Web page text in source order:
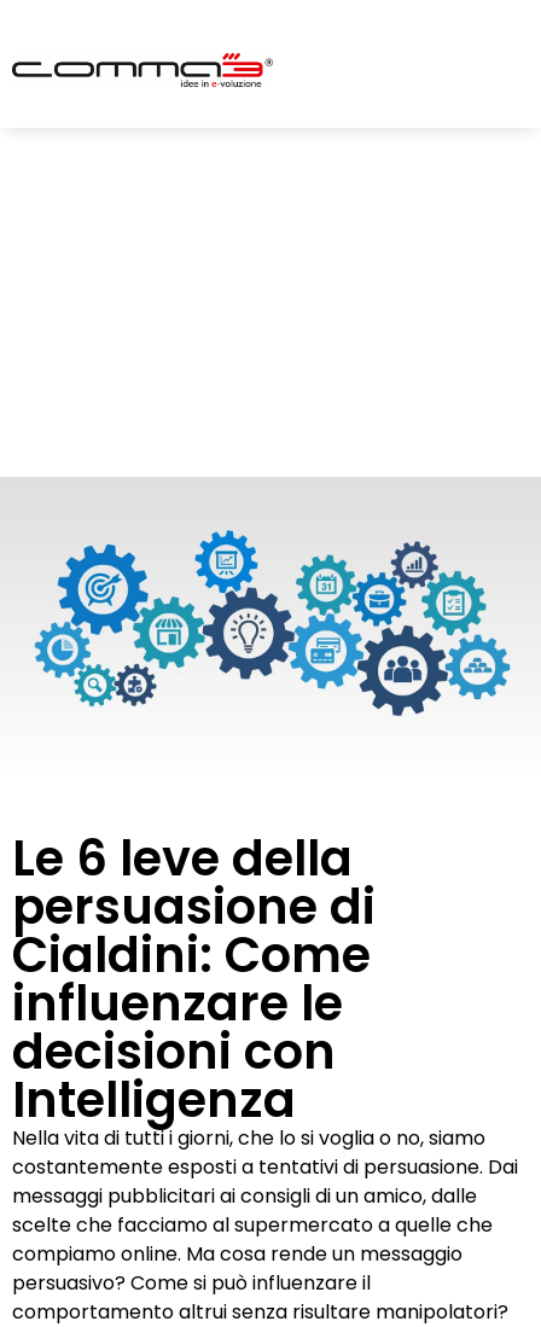
Le 6 leve della
persuasione di
Cialdini: Come
influenzare le
decisioni con
Intelligenza
Nella vita di tutti i giorni, che lo si voglia o no, siamo
costantemente esposti a tentativi di persuasione. Dai
messaggi pubblicitari ai consigli di un amico, dalle
scelte che facciamo al supermercato a quelle che
compiamo online. Ma cosa rende un messaggio
persuasivo? Come si può influenzare il
comportamento altrui senza risultare manipolatori?